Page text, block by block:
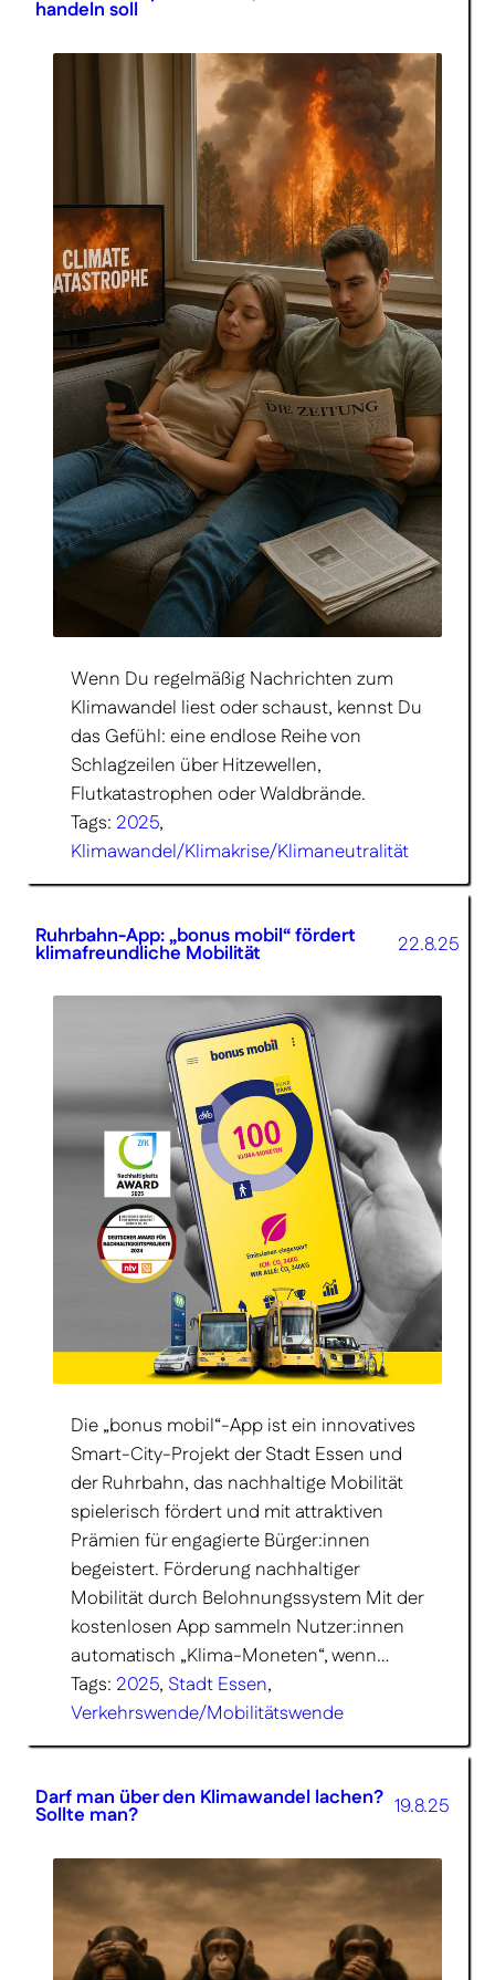
handeln soll
Wenn Du regelmäßig Nachrichten zum
Klimawandel liest oder schaust, kennst Du
das Gefühl: eine endlose Reihe von
Schlagzeilen über Hitzewellen,
Flutkatastrophen oder Waldbrände.
Tags: 2025
Klimawandel/Klimakrise/Klimaneutralität
Ruhrbahn-App: „bonus mobil“ fördert
klimafreundliche Mobilität 22.8.25
Die „bonus mobil“-App ist ein innovatives
Smart-City-Projekt der Stadt Essen und
der Ruhrbahn, das nachhaltige Mobilität
spielerisch fördert und mit attraktiven
Prämien für engagierte Bürger:innen
begeistert. Förderung nachhaltiger
Mobilität durch Belohnungssystem Mit der
kostenlosen App sammeln Nutzer:innen
automatisch „Klima-Moneten“, wenn…
Tags: 2025, Stadt Essen
Verkehrswende/Mobilitätswende
Darf man über den Klimawandel lachen?
Sollte man? 19.8.25